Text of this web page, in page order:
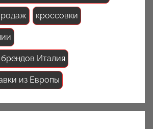
кроссовки
Италия
из Европы